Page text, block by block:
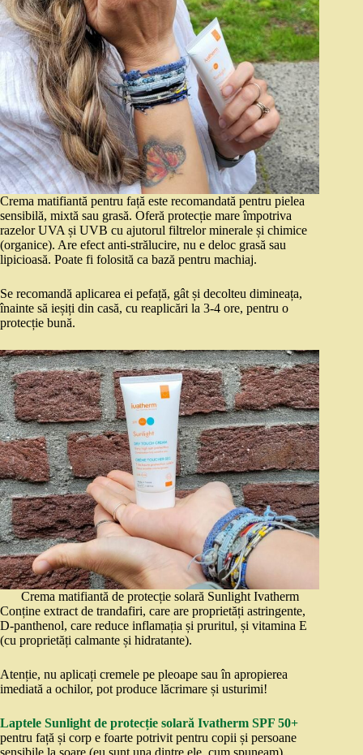
Crema matifiantă pentru față este recomandată pentru pielea
sensibilă, mixtă sau grasă. Oferă protecție mare împotriva
razelor UVA și UVB cu ajutorul filtrelor minerale și chimice
(organice). Are efect anti-strălucire, nu e deloc grasă sau
lipicioasă. Poate fi folosită ca bază pentru machiaj.
Se recomandă aplicarea ei pefață, gât și decolteu dimineața,
înainte să ieșiți din casă, cu reaplicări la 3-4 ore, pentru o
protecție bună.
Crema matifiantă de protecție solară Sunlight Ivatherm
Conține extract de trandafiri, care are proprietăți astringente,
D-panthenol, care reduce inflamația și pruritul, și vitamina E
(cu proprietăți calmante și hidratante).
Atenție, nu aplicați cremele pe pleoape sau în apropierea
imediată a ochilor, pot produce lăcrimare și usturimi!
Laptele Sunlight de protecție solară Ivatherm SPF 50+
pentru față și corp e foarte potrivit pentru copii și persoane
sensibile la soare (eu sunt una dintre ele, cum spuneam),